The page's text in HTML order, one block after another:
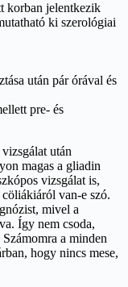
korban jelentkezik
ki szerológiai
után pár órával és
pre- és
után
magas a gliadin
vizsgálat is,
van-e szó.
mivel a
Így nem csoda,
a minden
hogy nincs mese,